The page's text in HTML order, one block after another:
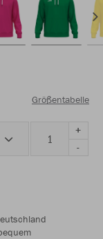
Größentabelle
+
-